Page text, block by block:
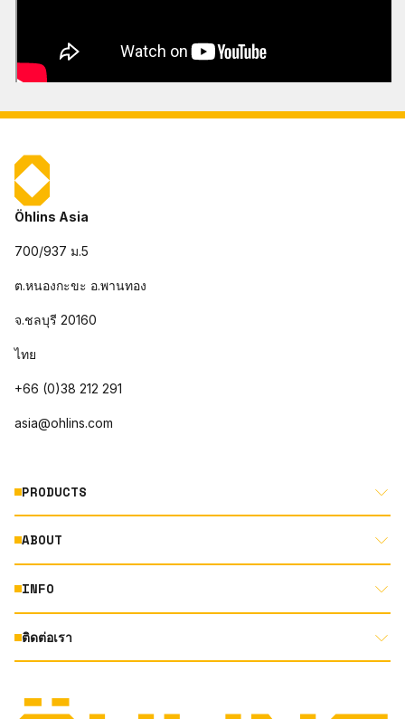
Öhlins Asia
700/937 ม.5
ต.หนองกะขะ อ.พานทอง
จ.ชลบุรี 20160
ไทย
+66 (0)38 212 291
asia@ohlins.com
PRODUCTS
MOTORCYCLE
AUTOMOTIVE
ABOUT
ABOUT US
RACING
TERMS AND CONDITIONS
INFO
DOCUMENT LIBRARY
ติดต่อเรา
INSTAGRAM